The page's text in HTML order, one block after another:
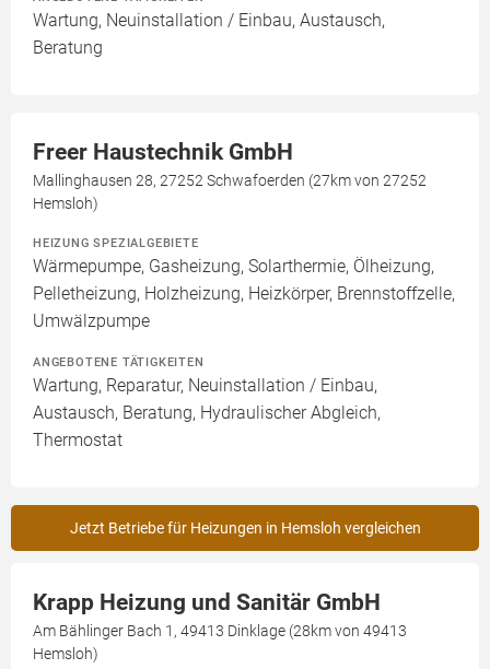
Wartung, Neuinstallation / Einbau, Austausch,
Beratung
Freer Haustechnik GmbH
Mallinghausen 28, 27252 Schwafoerden (27km von 27252
Hemsloh)
HEIZUNG SPEZIALGEBIETE
Wärmepumpe, Gasheizung, Solarthermie, Ölheizung,
Pelletheizung, Holzheizung, Heizkörper, Brennstoffzelle,
Umwälzpumpe
ANGEBOTENE TÄTIGKEITEN
Wartung, Reparatur, Neuinstallation / Einbau,
Austausch, Beratung, Hydraulischer Abgleich,
Thermostat
Jetzt Betriebe für Heizungen in Hemsloh vergleichen
Krapp Heizung und Sanitär GmbH
Am Bählinger Bach 1, 49413 Dinklage (28km von 49413
Hemsloh)